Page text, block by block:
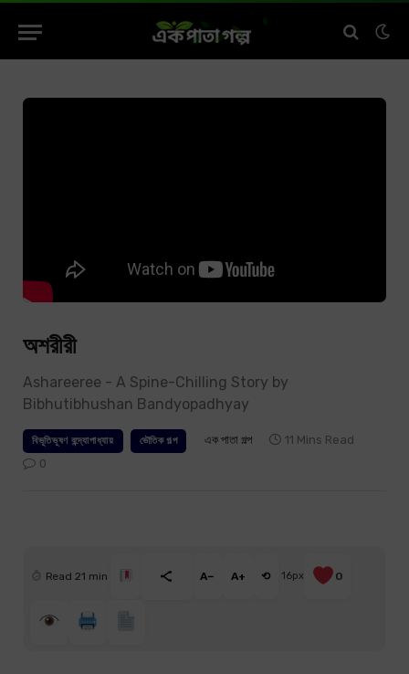
অশরীরী
Ashareeree - A Spine-Chilling Story by
Bibhutibhushan Bandyopadhyay
বিভূতিভূষণ বন্দ্যোপাধ্যায় ভৌতিক গল্প এক পাতা গল্প
11 Mins Read
0
Read 21 min A− A+ ⟲ 16px 0